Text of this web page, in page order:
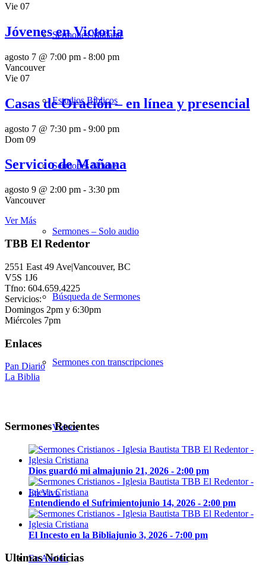
Sermones Mañana
Estudios Bíblicos
Sermones Noche
Sermones – Solo audio
Búsqueda de Sermones
Sermones con transcripciones
Videos
En Vivo
En Acción
Vie 07
Jóvenes en Victoria
agosto 7 @ 7:00 pm - 8:00 pm
Vancouver
Vie 07
Casas de Oración – en línea y presencial
agosto 7 @ 7:30 pm - 9:00 pm
Dom 09
Servicio de Mañana
agosto 9 @ 2:00 pm - 3:30 pm
Vancouver
Ver Más
TBB El Redentor
2551 East 49 Ave|Vancouver, BC
V5S 1J6
Tfno: 604.659.4225
Servicios:
Domingos 2pm y 6:30pm
Miércoles 7pm
Enlaces
Pan Diario
La Biblia
Sermones Recientes
Dios guardó mi almajunio 21, 2026 - 2:00 pm
Entendiendo el Sufrimientojunio 14, 2026 - 2:00 pm
El Incesto en la Bibliajunio 3, 2026 - 7:00 pm
Ultimas Noticias